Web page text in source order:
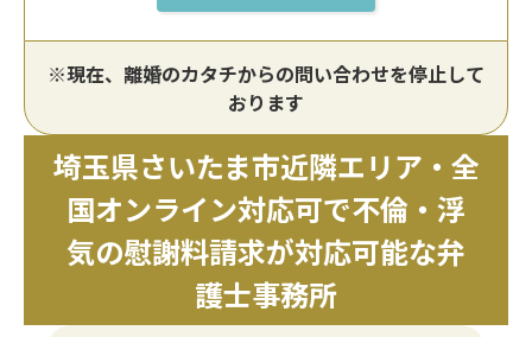
※現在、離婚のカタチからの問い合わせを停止して
おります
埼玉県さいたま市近隣エリア・全
国オンライン対応可で不倫・浮
気の慰謝料請求が対応可能な弁
護士事務所